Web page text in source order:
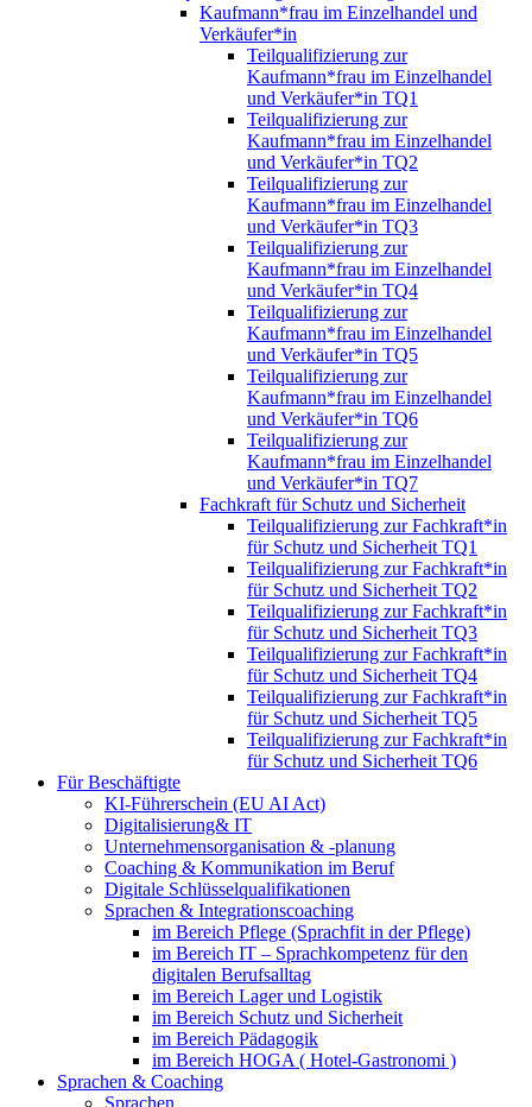
Kaufmann*frau im Einzelhandel und
Verkäufer*in
Teilqualifizierung zur
Kaufmann*frau im Einzelhandel
und Verkäufer*in TQ1
Teilqualifizierung zur
Kaufmann*frau im Einzelhandel
und Verkäufer*in TQ2
Teilqualifizierung zur
Kaufmann*frau im Einzelhandel
und Verkäufer*in TQ3
Teilqualifizierung zur
Kaufmann*frau im Einzelhandel
und Verkäufer*in TQ4
Teilqualifizierung zur
Kaufmann*frau im Einzelhandel
und Verkäufer*in TQ5
Teilqualifizierung zur
Kaufmann*frau im Einzelhandel
und Verkäufer*in TQ6
Teilqualifizierung zur
Kaufmann*frau im Einzelhandel
und Verkäufer*in TQ7
Fachkraft für Schutz und Sicherheit
Teilqualifizierung zur Fachkraft*in
für Schutz und Sicherheit TQ1
Teilqualifizierung zur Fachkraft*in
für Schutz und Sicherheit TQ2
Teilqualifizierung zur Fachkraft*in
für Schutz und Sicherheit TQ3
Teilqualifizierung zur Fachkraft*in
für Schutz und Sicherheit TQ4
Teilqualifizierung zur Fachkraft*in
für Schutz und Sicherheit TQ5
Teilqualifizierung zur Fachkraft*in
für Schutz und Sicherheit TQ6
Für Beschäftigte
KI-Führerschein (EU AI Act)
Digitalisierung& IT
Unternehmensorganisation & ‑planung
Coaching & Kommunikation im Beruf
Digitale Schlüsselqualifikationen
Sprachen & Integrationscoaching
im Bereich Pflege (Sprachfit in der Pflege)
im Bereich IT – Sprachkompetenz für den
digitalen Berufsalltag
im Bereich Lager und Logistik
im Bereich Schutz und Sicherheit
im Bereich Pädagogik
im Bereich HOGA ( Hotel-Gastronomi )
Sprachen & Coaching
Sprachen